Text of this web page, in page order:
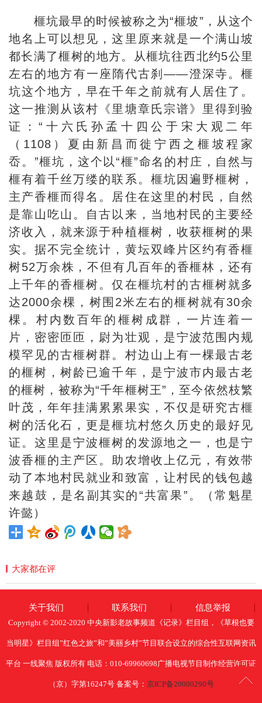
榧坑最早的时候被称之为“榧坡”，从这个
地名上可以想见，这里原来就是一个满山坡
都长满了榧树的地方。从榧坑往西北约5公里
左右的地方有一座隋代古刹——澄深寺。榧
坑这个地方，早在千年之前就有人居住了。
这一推测从该村《里塘章氏宗谱》里得到验
证：“十六氏孙孟十四公于宋大观二年
（1108）夏由新昌而徙宁西之榧坡程家
岙。”榧坑，这个以“榧”命名的村庄，自然与
榧有着千丝万缕的联系。榧坑因遍野榧树，
主产香榧而得名。居住在这里的村民，自然
是靠山吃山。自古以来，当地村民的主要经
济收入，就来源于种植榧树，收获榧树的果
实。据不完全统计，黄坛双峰片区约有香榧
树52万余株，不但有几百年的香榧林，还有
上千年的香榧树。仅在榧坑村的古榧树就多
达2000余棵，树围2米左右的榧树就有30余
棵。村内数百年的榧树成群，一片连着一
片，密密匝匝，尉为壮观，是宁波范围内规
模罕见的古榧树群。村边山上有一棵最古老
的榧树，树龄已逾千年，是宁波市内最古老
的榧树，被称为“千年榧树王”，至今依然枝繁
叶茂，年年挂满累累果实，不仅是研究古榧
树的活化石，更是榧坑村悠久历史的最好见
证。这里是宁波榧树的发源地之一，也是宁
波香榧的主产区。助农增收上亿元，有效带
动了本地村民就业和致富，让村民的钱包越
来越鼓，是名副其实的“共富果”。（常魁星
许懿）
大家都在评
关于我们 联系我们 信息举报
Copyright © 2002-2020 中央新影老故事频道《记录》栏目组，《草根也要
当明星》栏目组”红色之旅”和”美丽乡村”节目联合设立的综合性互联网资讯
平台 一线聚焦 版权所有 电话：010-69960698广播电视节目制作经营许可证
（京）字第16247号 备案号： 京ICP备20000290号